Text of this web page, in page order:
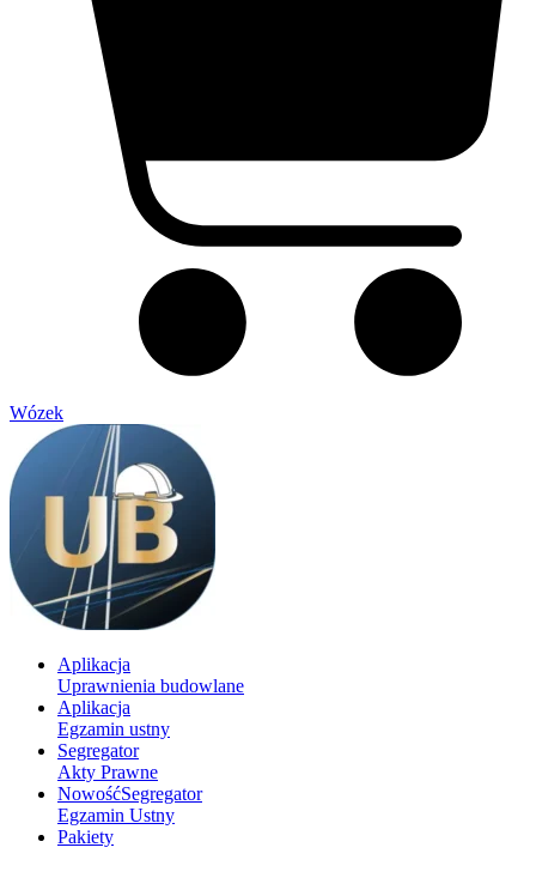
Wózek
Aplikacja
Uprawnienia budowlane
Aplikacja
Egzamin ustny
Segregator
Akty Prawne
NowośćSegregator
Egzamin Ustny
Pakiety